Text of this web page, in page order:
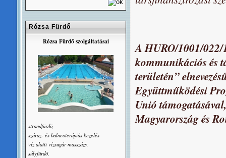
A HURO/1001/022/
kommunikációs és
területén”
Együttműködési
Unió
Magyarország és
Rózsa Fürdő
Rózsa Fürdő szolgáltatásai
strandfürdõ,
száraz- és balneoterápiás kezelés
víz alatti vízsugár masszázs,
súlyfürdõ,